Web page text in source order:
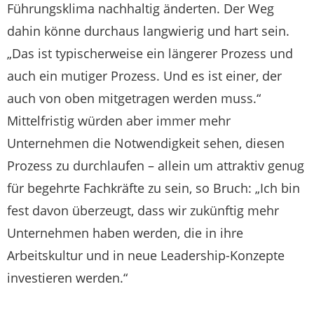
Führungsklima nachhaltig änderten. Der Weg
dahin könne durchaus langwierig und hart sein.
„Das ist typischerweise ein längerer Prozess und
auch ein mutiger Prozess. Und es ist einer, der
auch von oben mitgetragen werden muss.“
Mittelfristig würden aber immer mehr
Unternehmen die Notwendigkeit sehen, diesen
Prozess zu durchlaufen – allein um attraktiv genug
für begehrte Fachkräfte zu sein, so Bruch: „Ich bin
fest davon überzeugt, dass wir zukünftig mehr
Unternehmen haben werden, die in ihre
Arbeitskultur und in neue Leadership-Konzepte
investieren werden.“